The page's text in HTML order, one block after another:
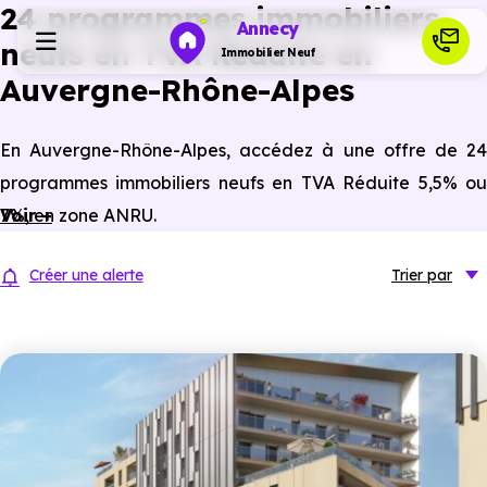
Annecy
Immobilier Neuf
Investir
Financer
24 programmes immobiliers
neufs en TVA Réduite en
Auvergne-Rhône-Alpes
En Auvergne-Rhône-Alpes, accédez à une offre de 24
programmes immobiliers neufs en TVA Réduite 5,5% ou
7%, en zone ANRU.
Voir +
Créer une alerte Trier par